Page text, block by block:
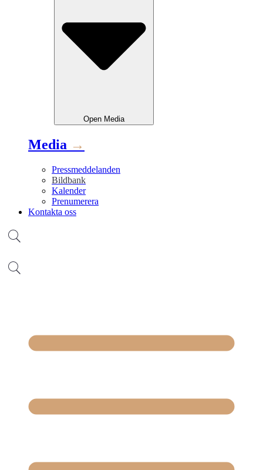
Open Media
Media →
Pressmeddelanden
Bildbank
Kalender
Prenumerera
Kontakta oss